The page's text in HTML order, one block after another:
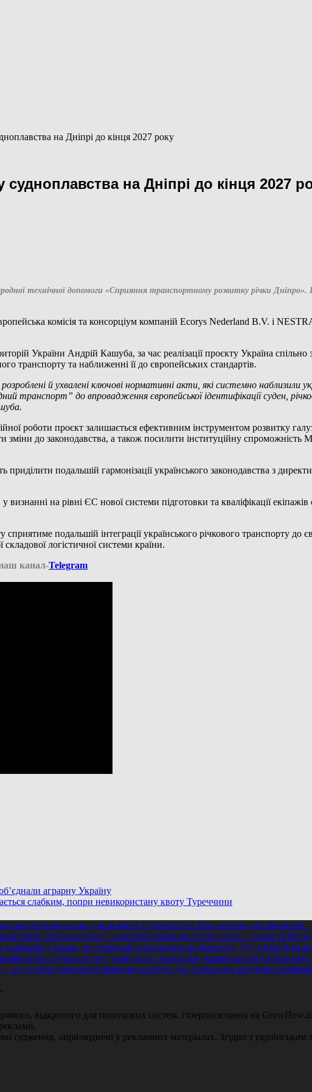
на Дніпрі до кінця 2027 року
на Дніпрі до кінця 2027
технічної допомоги «Сприяння транспортному розвитку річки
комісія та консорціум компаній Ecorys Nederland B.V. і
України Андрій Кашуба, за час реалізації проєкту Україна
транспорту та наближенні її до європейських стандартів.
й ухвалені ключові нормативні акти, які системно наблизили
транспорт” до впровадження європейської ідентифікації суден,
роботи проєкт залишається ефективним інструментом розвитку
зміни до законодавства, а також посилити інституційну спроможність
подальшій гармонізації українського законодавства з
на рівні ЄС нової системи підготовки та кваліфікації
подальшій інтеграції українського річкового транспорту до
логістичної системи країни.
наш канал-Telegram
аграрну Україну
слабким, попри невикористану квоту Туреччини
відкритого для пошукових систем, гіперпосилання на
судження, оприлюднені у рекламних матеріалах. Згідно з українським